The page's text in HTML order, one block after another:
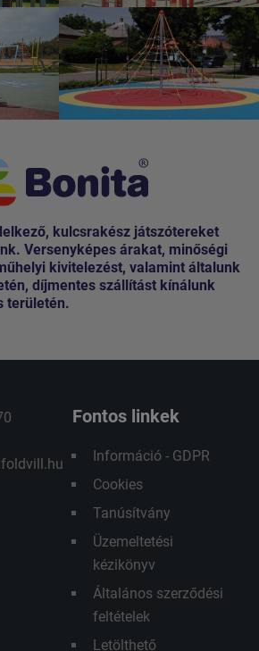
kulcsrakész játszótereket
Versenyképes árakat, minőségi
kivitelezést, valamint általunk
díjmentes szállítást kínálunk
területén.
Fontos linkek
Információ - GDPR
Cookies
Tanúsítvány
Üzemeltetési
kézikönyv
Általános szerződési
feltételek
Letölthető